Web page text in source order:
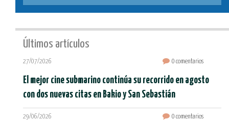
Últimos artículos
27/07/2026 0 comentarios
El mejor cine submarino continúa su recorrido en agosto
con dos nuevas citas en Bakio y San Sebastián
29/06/2026 0 comentarios